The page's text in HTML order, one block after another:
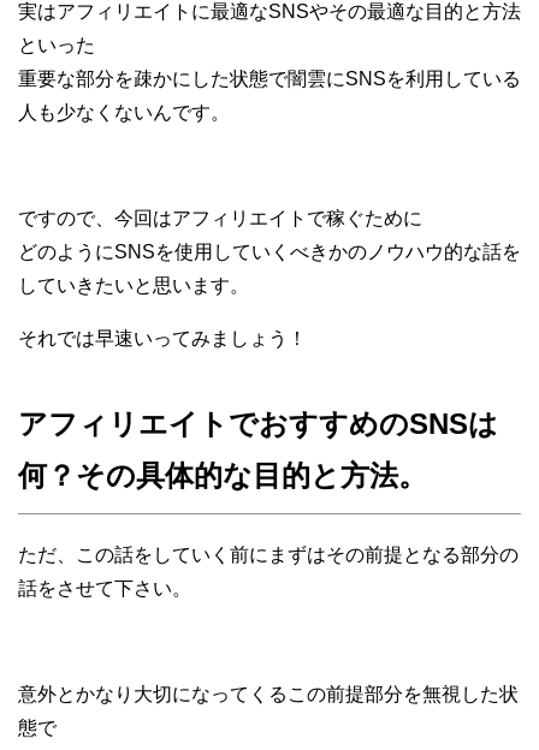
実はアフィリエイトに最適なSNSやその最適な目的と方法
といった
重要な部分を疎かにした状態で闇雲にSNSを利用している
人も少なくないんです。
ですので、今回はアフィリエイトで稼ぐために
どのようにSNSを使用していくべきかのノウハウ的な話を
していきたいと思います。
それでは早速いってみましょう！
アフィリエイトでおすすめのSNSは
何？その具体的な目的と方法。
ただ、この話をしていく前にまずはその前提となる部分の
話をさせて下さい。
意外とかなり大切になってくるこの前提部分を無視した状
態で